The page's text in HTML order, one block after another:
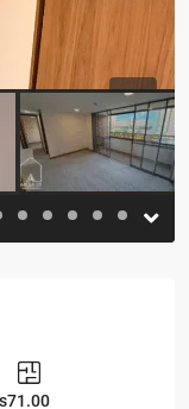
71.00